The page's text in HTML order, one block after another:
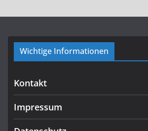
Wichtige Informationen
Kontakt
Impressum